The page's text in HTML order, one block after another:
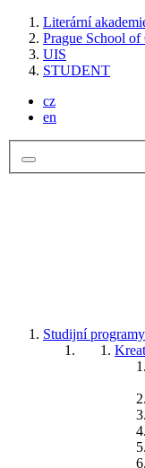
Literární
Prague School
UIS
STUDENT
cz
en
Studijní programy